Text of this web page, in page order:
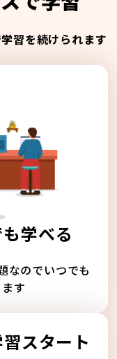
習を続けられます
学べる
なのでいつでも
す
スタート